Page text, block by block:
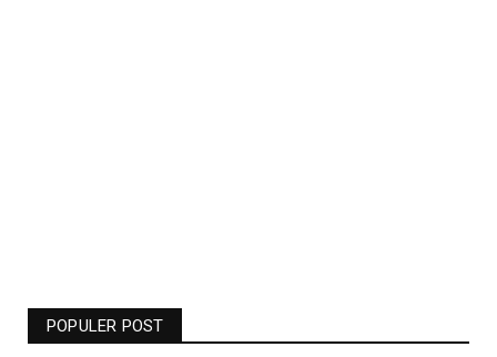
POPULER POST
Bolasport.com